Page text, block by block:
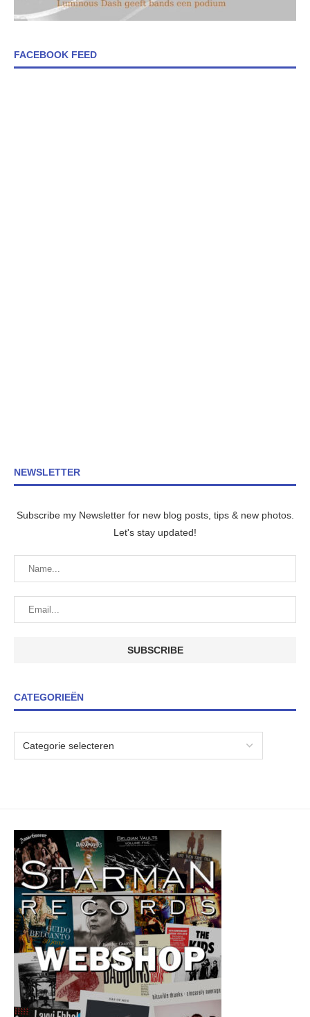
FACEBOOK FEED
NEWSLETTER
Subscribe my Newsletter for new blog posts, tips & new photos.
Let's stay updated!
CATEGORIEËN